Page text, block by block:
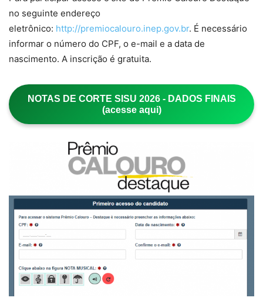
no seguinte endereço
eletrônico: http://premiocalouro.inep.gov.br. É necessário
informar o número do CPF, o e-mail e a data de
nascimento. A inscrição é gratuita.
NOTAS DE CORTE SISU 2026 - DADOS FINAIS
(acesse aqui)